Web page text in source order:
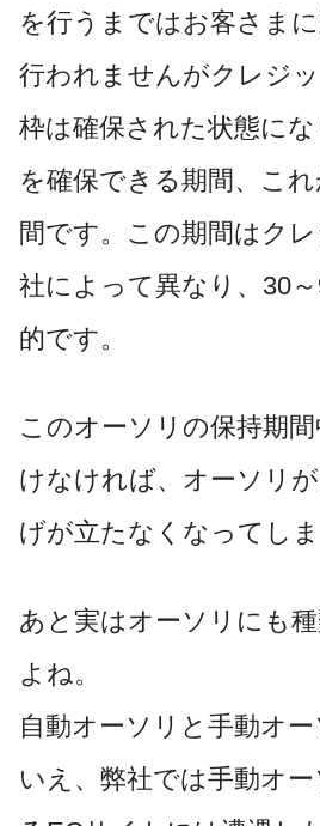
を行うまではお客さま
行われませんがクレジ
枠は確保された状態に
を確保できる期間、こ
間です。この期間はク
社によって異なり、30
的です。
このオーソリの保持期
けなければ、オーソリ
げが立たなくなってしま
あと実はオーソリにも
よね。
自動オーソリと手動オ
いえ、弊社では手動オ